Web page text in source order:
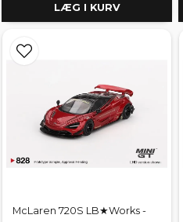
LÆG I KURV
McLaren 720S LB★Works -